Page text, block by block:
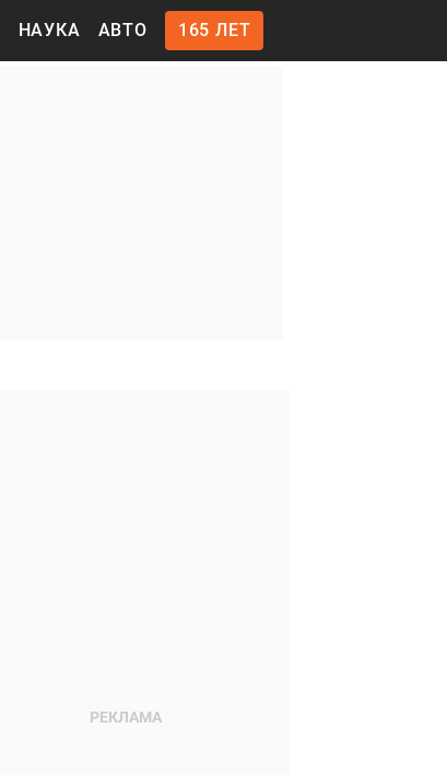
НАУКА АВТО 165 ЛЕТ